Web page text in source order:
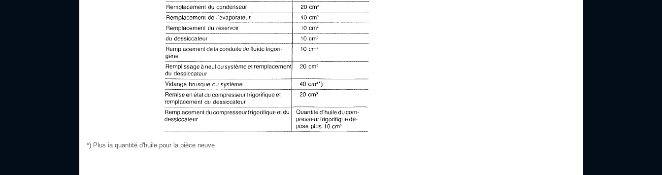
*) Plus ia quantité d'huile pour la pièce neuve